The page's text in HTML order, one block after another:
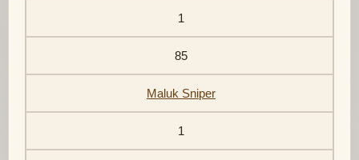
1
85
Maluk Sniper
1